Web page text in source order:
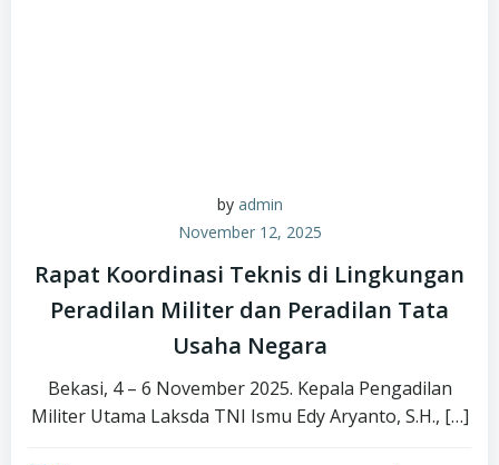
by admin
November 12, 2025
Rapat Koordinasi Teknis di Lingkungan
Peradilan Militer dan Peradilan Tata
Usaha Negara
Bekasi, 4 – 6 November 2025. Kepala Pengadilan
Militer Utama Laksda TNI Ismu Edy Aryanto, S.H., […]